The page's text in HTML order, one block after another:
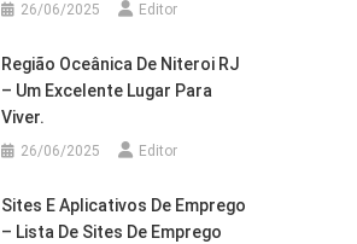
26/06/2025 Editor
Região Oceânica De Niteroi RJ
– Um Excelente Lugar Para
Viver.
26/06/2025 Editor
Sites E Aplicativos De Emprego
– Lista De Sites De Emprego